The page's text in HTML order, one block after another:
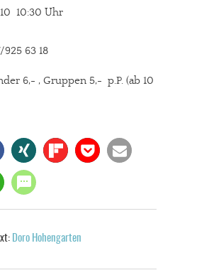
10:30 Uhr
63 18
6,- , Gruppen 5,-  p.P. (ab 10
Doro Hohengarten